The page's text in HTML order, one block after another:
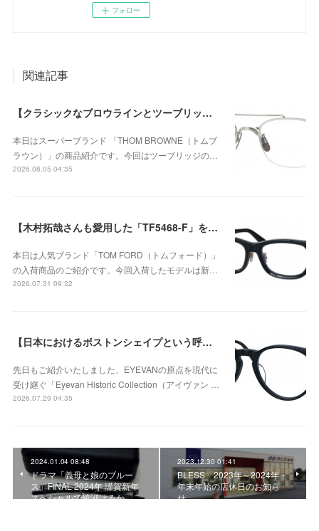
フォロー
関連記事
【クラシックなブロウラインとツーブリッジが際立つ、知的で洗練された新作のチタンフレーム】THOM BROWNE（トムブラウン） UEO960A-045-53が入荷！
本日はスーパーブランド 「THOM BROWNE（トムブ
ラウン）」の商品紹介です。今回はツーブリッジの…
2026.08.05 04:35
【木村拓哉さんも愛用した「TF5468-F」をベースに、洗練されたウェリントンシェイプが上品な存在感を演出する、日本企画モデル】TOM FORD TF6164-D-Bが入荷！
本日は人気ブランド「TOM FORD（トムフォード）」
の入荷商品のご紹介です。今回入荷したモデルは新…
2026.07.31 09:32
【日本におけるボストンシェイプという呼称が広く定着するきっかけとなったモデル】Eyevan（アイヴァン） Historic Collection AU-5003のご紹介！
先日もご紹介いたしました、EYEVANの原点を現代に
受け継ぐ「Eyevan Historic Collection（アイヴァン …
2026.07.29 04:35
2024.01.04 08:48
ドラマ「義母と娘のブルー
ス」FINAL 2024年 謹賀新年
スペシャルで綾瀬はるか…
2023.12.30 01:41
BLESS 2023年～2024年・
年末年始の店休日のお知ら
せ。